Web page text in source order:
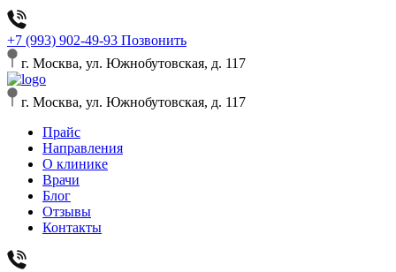
+7 (993) 902-49-93 Позвонить
г. Москва, ул. Южнобутовская, д. 117
г. Москва, ул. Южнобутовская, д. 117
Прайс
Направления
О клинике
Врачи
Блог
Отзывы
Контакты